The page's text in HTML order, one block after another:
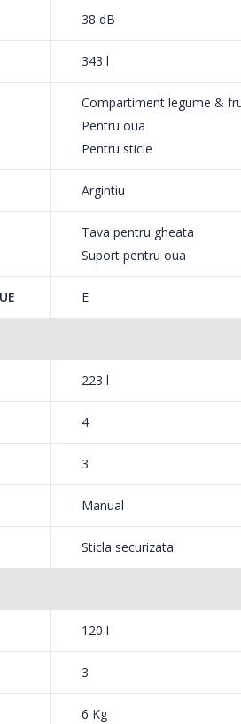
poate fi
din
spatiului.
38 dB
343 l
Compartiment legume &
Pentru oua
Pentru sticle
Argintiu
Tava pentru gheata
Suport pentru oua
E
223 l
4
3
Manual
Sticla securizata
120 l
3
6 Kg